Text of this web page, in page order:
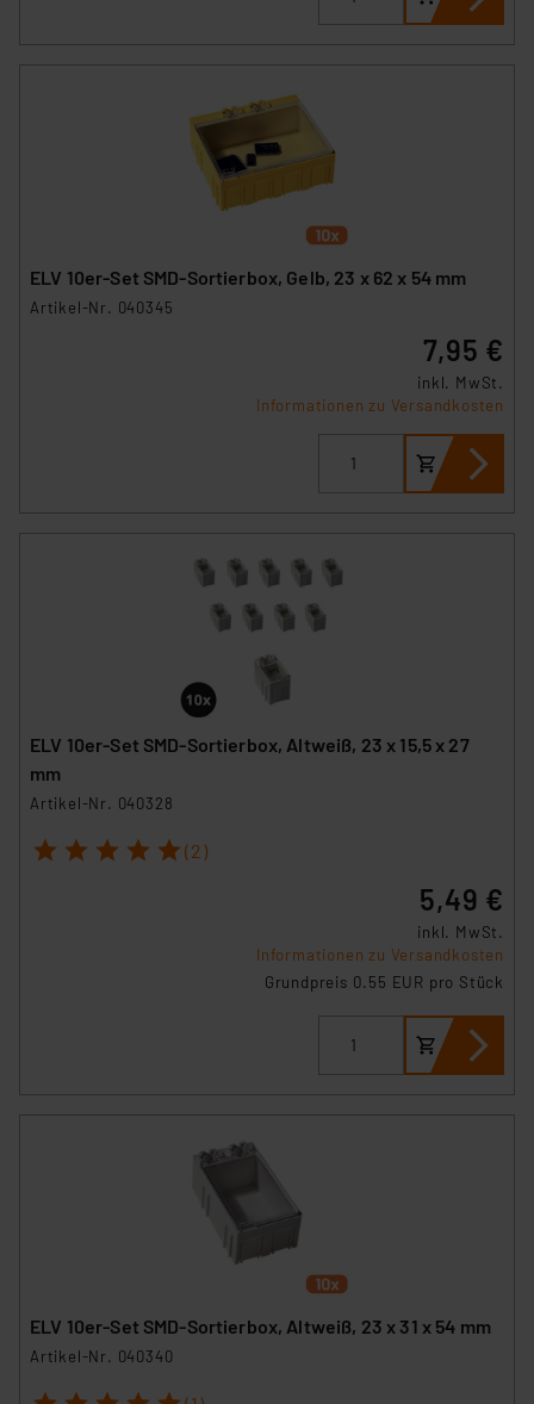
ELV 10er-Set SMD-Sortierbox, Gelb, 23 x 62 x 54 mm
Artikel-Nr. 040345
7,95 €
inkl. MwSt.
Informationen zu Versandkosten
ELV 10er-Set SMD-Sortierbox, Altweiß, 23 x 15,5 x 27
mm
Artikel-Nr. 040328
1 2 3 4 5 (2)
5,49 €
inkl. MwSt.
Informationen zu Versandkosten
Grundpreis 0.55 EUR pro Stück
ELV 10er-Set SMD-Sortierbox, Altweiß, 23 x 31 x 54 mm
Artikel-Nr. 040340